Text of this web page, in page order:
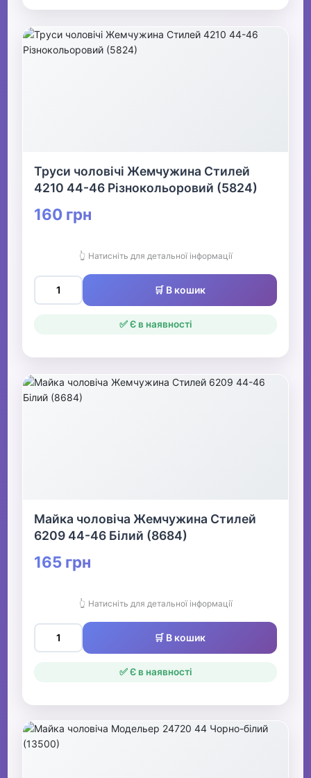
Труси чоловічі Жемчужина Стилей
4210 44-46 Різнокольоровий (5824)
160 грн
👆 Натисніть для детальної інформації
🛒 В кошик
✅ Є в наявності
Майка чоловіча Жемчужина Стилей
6209 44-46 Білий (8684)
165 грн
👆 Натисніть для детальної інформації
🛒 В кошик
✅ Є в наявності